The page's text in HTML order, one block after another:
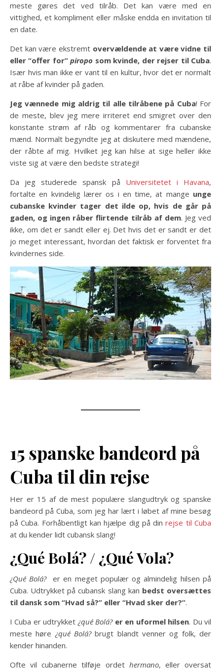
meste gøres det ved tilråb. Det kan være med en
vittighed, et kompliment eller måske endda en invitation til
en date.
Det kan være ekstremt overvældende at være vidne til
eller “offer for”piropo som kvinde, der rejser til Cuba.
Især hvis man ikke er vant til en kultur, hvor det er normalt
at råbe af kvinder på gaden.
Jeg vænnede mig aldrig til alle tilråbene på Cuba! For
de meste, blev jeg mere irriteret end smigret over den
konstante strøm af råb og kommentarer fra cubanske
mænd. Normalt begyndte jeg at diskutere med mændene,
der råbte af mig. Hvilket jeg kan hilse at sige heller ikke
viste sig at være den bedste strategi!
Da jeg studerede spansk på Universitetet i Havana,
fortalte en kvindelig lærer os i en time, at mange unge
cubanske kvinder tager det ilde op, hvis de går på
gaden, og ingen råber flirtende tilråb af dem. Jeg ved
ikke, om det er sandt eller ej. Det hvis det er sandt er det
jo meget interessant, hvordan det faktisk er forventet fra
kvindernes side.
15 spanske bandeord på
Cuba til din rejse
Her er 15 af de mest populære slangudtryk og spanske
bandeord på Cuba, som jeg har lært i løbet af mine besøg
på Cuba. Forhåbentligt kan hjælpe dig på dinrejse til Cuba
at du kender lidt cubansk slang!
¿Qué Bolá? / ¿Qué Vola?
¿Qué Bolá? er en meget populær og almindelig hilsen på
Cuba. Udtrykket på cubansk slang kan bedst oversættes
til dansk som “Hvad så?” eller “Hvad sker der?”.
I Cuba er udtrykket ¿qué Bolá? er en uformel hilsen. Du vil
meste høre ¿qué Bolá?brugt blandt venner og folk, der
kender hinanden.
Ofte vil cubanerne tilføje ordet hermano, eller oversat